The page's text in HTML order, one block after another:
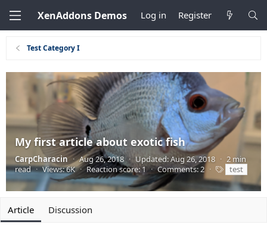
XenAddons Demos Log in Register
Test Category I
My first article about exotic fish
CarpCharacin · Aug 26, 2018 · Updated:Aug 26, 2018 · 2 min
read · Views: 6K · Reaction score: 1 · Comments: 2 ·
T
a
g
test
Article Discussion